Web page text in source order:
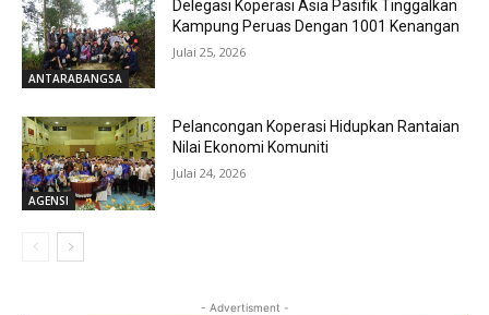
ANTARABANGSA
Delegasi Koperasi Asia Pasifik Tinggalkan
Kampung Peruas Dengan 1001 Kenangan
Julai 25, 2026
AGENSI
Pelancongan Koperasi Hidupkan Rantaian
Nilai Ekonomi Komuniti
Julai 24, 2026
- Advertisment -